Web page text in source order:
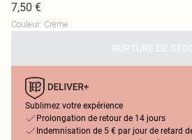
7,50 €
Couleur: Crème
RUPTURE DE
Sublimez votre expérience
Prolongation de retour de 14 jours
Indemnisation de 5 € par jour de retard